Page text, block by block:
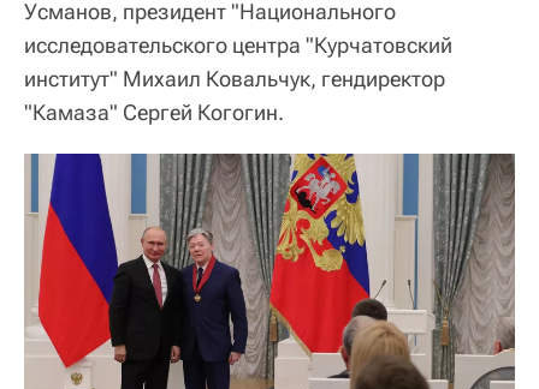
Усманов, президент "Национального
исследовательского центра "Курчатовский
институт" Михаил Ковальчук, гендиректор
"Камаза" Сергей Когогин.